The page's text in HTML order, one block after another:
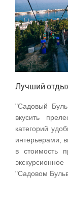
Лучший
"Садовый
вкусить
категорий
интерьерами,
в стоимость
"Садовом